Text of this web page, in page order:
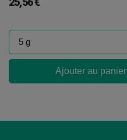
Ajouter au panier